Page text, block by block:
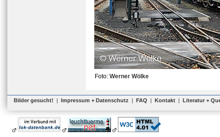
Foto: Werner Wölke
Bilder gesucht! | Impressum + Datenschutz | FAQ | Kontakt | Literatur +